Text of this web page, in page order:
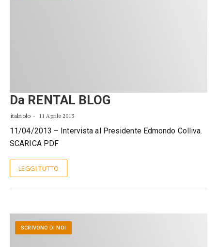
Da RENTAL BLOG
italnolo 11 Aprile 2013
11/04/2013 – Intervista al Presidente Edmondo Colliva.
SCARICA PDF
LEGGI TUTTO
SCRIVONO DI NOI